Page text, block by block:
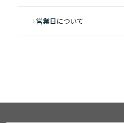
営業日について